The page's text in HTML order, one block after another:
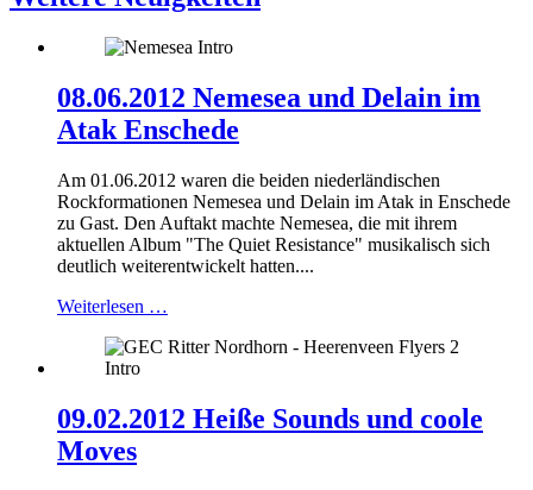
08.06.2012 Nemesea und Delain im
Atak Enschede
Am 01.06.2012 waren die beiden niederländischen
Rockformationen Nemesea und Delain im Atak in Enschede
zu Gast. Den Auftakt machte Nemesea, die mit ihrem
aktuellen Album "The Quiet Resistance" musikalisch sich
deutlich weiterentwickelt hatten....
Weiterlesen …
09.02.2012 Heiße Sounds und coole
Moves